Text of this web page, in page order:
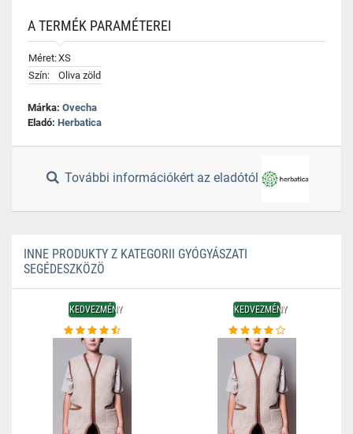
A TERMÉK PARAMÉTEREI
Méret:XS
Szín:
Oliva zöld
Márka: Ovecha
Eladó: Herbatica
További információkért az eladótól
INNE PRODUKTY Z KATEGORII GYÓGYÁSZATI
SEGÉDESZKÖZÖ
KEDVEZMÉNY KEDVEZMÉNY